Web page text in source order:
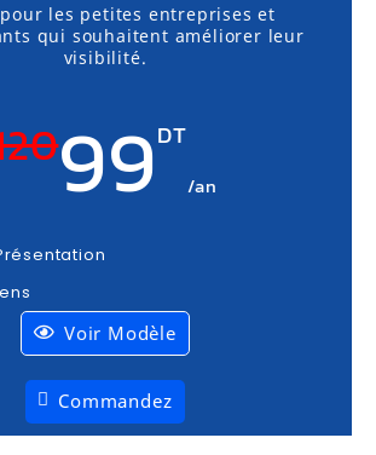
les petites entreprises et
qui souhaitent améliorer leur
visibilité.
99DT
/an
Voir Modèle
Commandez